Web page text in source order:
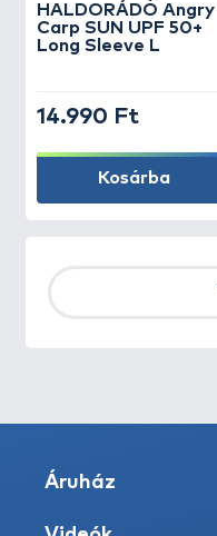
HALDORÁDÓ Angry
Carp SUN UPF 50+
Long Sleeve L
14.990 Ft
Kosárba
Áruház